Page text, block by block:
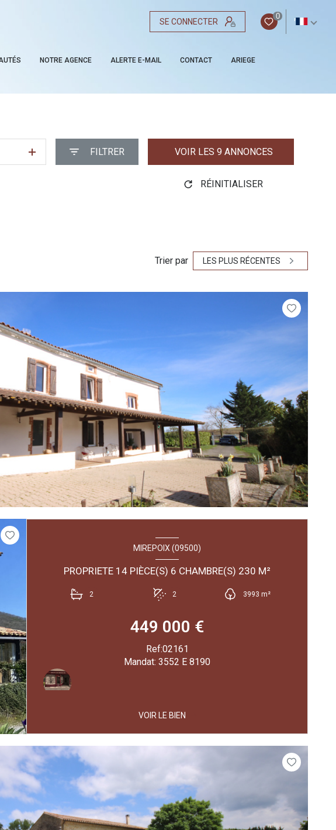
SE CONNECTER
0 FR
NOTRE AGENCE ALERTE E-MAIL CONTACT ARIEGE
FILTRER VOIR LES 9 ANNONCES
RÉINITIALISER
Trier par LES PLUS RÉCENTES
MIREPOIX (09500)
PROPRIETE 14 PIÈCE(S) 6 CHAMBRE(S) 230 M²
2 2 3993 m²
449 000 €
Ref:02161
Mandat: 3552 E 8190
VOIR LE BIEN